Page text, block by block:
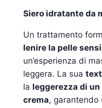
Siero idratante da
Un trattamento
lenire la pelle
un’esperienza di
leggera. La sua
la leggerezza di un
crema, garantendo